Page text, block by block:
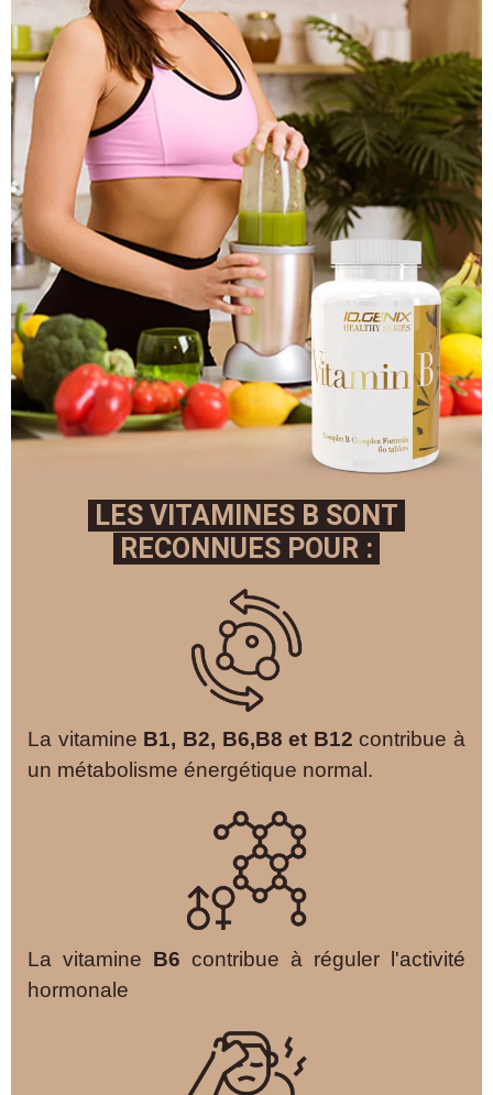
LES VITAMINES B SONT
RECONNUES POUR :
La vitamine B1, B2, B6,B8 et B12 contribue à
un métabolisme énergétique normal.
La vitamine B6 contribue à réguler l'activité
hormonale